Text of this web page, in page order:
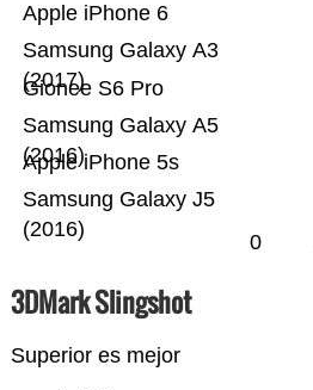
Samsung Galaxy J5
(2016)
Apple iPhone 5s
Samsung Galaxy A5
(2016)
Gionee S6 Pro
Samsung Galaxy A3
(2017)
Apple iPhone 6
0
3DMark Slingshot
Superior es mejor